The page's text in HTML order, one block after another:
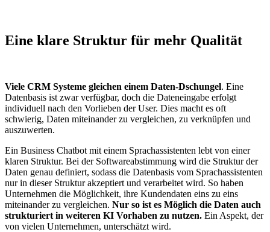
Eine klare Struktur für mehr Qualität
Viele CRM Systeme gleichen einem Daten-Dschungel. Eine
Datenbasis ist zwar verfügbar, doch die Dateneingabe erfolgt
individuell nach den Vorlieben der User. Dies macht es oft
schwierig, Daten miteinander zu vergleichen, zu verknüpfen und
auszuwerten.
Ein Business Chatbot mit einem Sprachassistenten lebt von einer
klaren Struktur. Bei der Softwareabstimmung wird die Struktur der
Daten genau definiert, sodass die Datenbasis vom Sprachassistenten
nur in dieser Struktur akzeptiert und verarbeitet wird. So haben
Unternehmen die Möglichkeit, ihre Kundendaten eins zu eins
miteinander zu vergleichen. Nur so ist es Möglich die Daten auch
strukturiert in weiteren KI Vorhaben zu nutzen. Ein Aspekt, der
von vielen Unternehmen, unterschätzt wird.